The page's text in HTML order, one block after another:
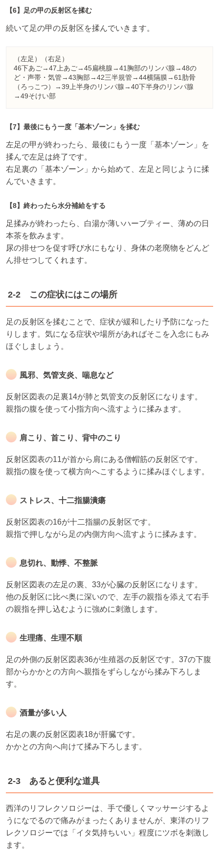
【6】足の甲の反射区を揉む
続いて足の甲の反射区を揉んでいきます。
（左足）（右足）
46下あご→47上あご→45扁桃腺→41胸部のリンパ腺→48の
ど・声帯・気管→43胸部→42三半規管→44横隔膜→61肋骨
（ろっこつ）→39上半身のリンパ腺→40下半身のリンパ腺
→49そけい部
【7】最後にもう一度「基本ゾーン」を揉む
左足の甲が終わったら、最後にもう一度「基本ゾーン」を
揉んで左足は終了です。
右足裏の「基本ゾーン」から始めて、左足と同じように揉
んでいきます。
【8】終わったら水分補給をする
足揉みが終わったら、白湯か薄いハーブティー、薄めの日
本茶を飲みます。
尿の排せつを促す呼び水にもなり、身体の老廃物をどんど
ん排せつしてくれます。
2-2 この症状にはこの場所
足の反射区を揉むことで、症状が緩和したり予防になった
りします。気になる症状や場所があればそこを入念にもみ
ほぐしましょう。
風邪、気管支炎、喘息など
反射区図表の足裏14が肺と気管支の反射区になります。
親指の腹を使って小指方向へ流すように揉みます。
肩こり、首こり、背中のこり
反射区図表の11が首から肩にある僧帽筋の反射区です。
親指の腹を使って横方向へこするように揉みほぐします。
ストレス、十二指腸潰瘍
反射区図表の16が十二指腸の反射区です。
親指で押しながら足の内側方向へ流すように揉みます。
息切れ、動悸、不整脈
反射区図表の左足の裏、33が心臓の反射区になります。
他の反射区に比べ奥に深いので、左手の親指を添えて右手
の親指を押し込むように強めに刺激します。
生理痛、生理不順
足の外側の反射区図表36が生殖器の反射区です。37の下腹
部からかかとの方向へ親指をずらしながら揉み下ろしま
す。
酒量が多い人
右足の裏の反射区図表18が肝臓です。
かかとの方向へ向けて揉み下ろします。
2-3 あると便利な道具
西洋のリフレクソロジーは、手で優しくマッサージするよ
うになでるので痛みがまったくありませんが、東洋のリフ
レクソロジーでは「イタ気持ちいい」程度にツボを刺激し
ます。